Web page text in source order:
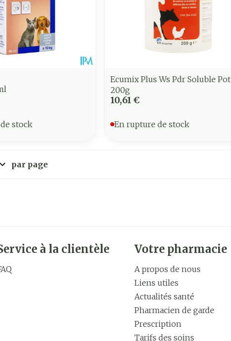
stock
Ecumix Plus Ws Pdr Soluble Pot
200g
10,61 €
En rupture de stock
par page
à la clientèle Votre pharmacie
A propos de nous
Liens utiles
Actualités santé
Pharmacien de garde
Prescription
Tarifs des soins